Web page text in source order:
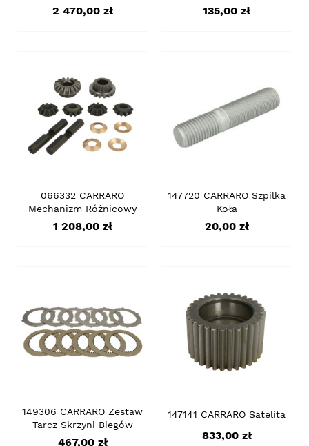
Cena
2 470,00 zł Cena
135,00 zł
066332 CARRARO
Mechanizm Różnicowy
Cena
1 208,00 zł
147720 CARRARO Szpilka
Koła
Cena
20,00 zł
149306 CARRARO Zestaw
Tarcz Skrzyni Biegów
Cena
467,00 zł
147141 CARRARO Satelita
Cena
833,00 zł